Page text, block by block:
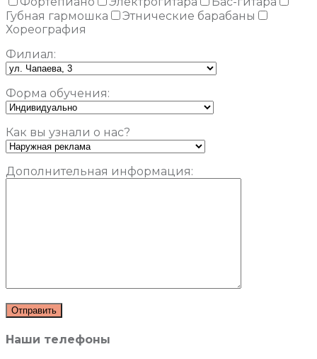
Губная гармошка
Этнические барабаны
Хореография
Филиал:
Форма обучения:
Как вы узнали о нас?
Дополнительная информация:
Наши телефоны